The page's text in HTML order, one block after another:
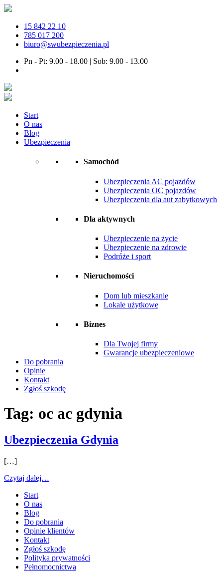
15 842 22 10
785 017 200
biuro@swubezpieczenia.pl
Pn - Pt: 9.00 - 18.00 | Sob: 9.00 - 13.00
Start
O nas
Blog
Ubezpieczenia
Samochód
Ubezpieczenia AC pojazdów
Ubezpieczenia OC pojazdów
Ubezpieczenia dla aut zabytkowych
Dla aktywnych
Ubezpieczenie na życie
Ubezpieczenie na zdrowie
Podróże i sport
Nieruchomości
Dom lub mieszkanie
Lokale użytkowe
Biznes
Dla Twojej firmy
Gwarancje ubezpieczeniowe
Do pobrania
Opinie
Kontakt
Zgłoś szkodę
Tag: oc ac gdynia
Ubezpieczenia Gdynia
[…]
Czytaj dalej…
Start
O nas
Blog
Do pobrania
Opinie klientów
Kontakt
Zgłoś szkodę
Polityka prywatności
Pełnomocnictwa